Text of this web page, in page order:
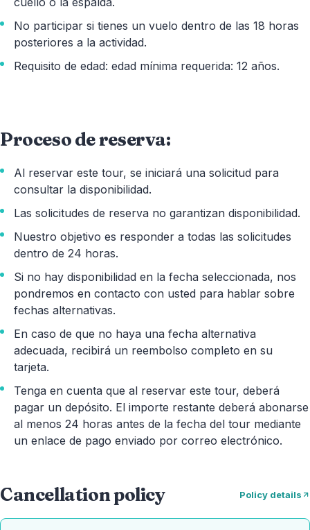
No participar si tienes un vuelo dentro de las 18 horas
posteriores a la actividad.
Requisito de edad: edad mínima requerida: 12 años.
Proceso de reserva:
Al reservar este tour, se iniciará una solicitud para
consultar la disponibilidad.
Las solicitudes de reserva no garantizan disponibilidad.
Nuestro objetivo es responder a todas las solicitudes
dentro de 24 horas.
Si no hay disponibilidad en la fecha seleccionada, nos
pondremos en contacto con usted para hablar sobre
fechas alternativas.
En caso de que no haya una fecha alternativa
adecuada, recibirá un reembolso completo en su
tarjeta.
Tenga en cuenta que al reservar este tour, deberá
pagar un depósito. El importe restante deberá abonarse
al menos 24 horas antes de la fecha del tour mediante
un enlace de pago enviado por correo electrónico.
Cancellation policy Policy details